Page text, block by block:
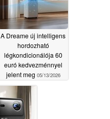
A Dreame új intelligens
hordozható
légkondicionálója 60
euró kedvezménnyel
jelent meg 05/13/2026